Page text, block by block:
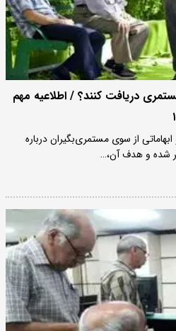
دریافت کنند؟ / اطلاعیه مهم
از سوی مستمری‌بگیران درباره